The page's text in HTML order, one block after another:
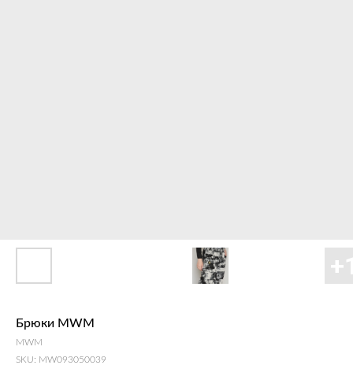
Брюки MWM
MWM
SKU: MW093050039